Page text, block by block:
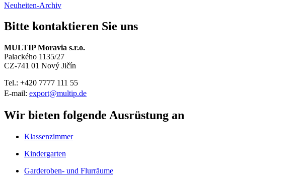
Neuheiten-Archiv
Bitte kontaktieren Sie uns
MULTIP Moravia s.r.o.
Palackého 1135/27
CZ-741 01 Nový Jičín
Tel.: +420 7777 111 55
E-mail: export@multip.de
Wir bieten folgende Ausrüstung an
Klassenzimmer
Kindergarten
Garderoben- und Flurräume